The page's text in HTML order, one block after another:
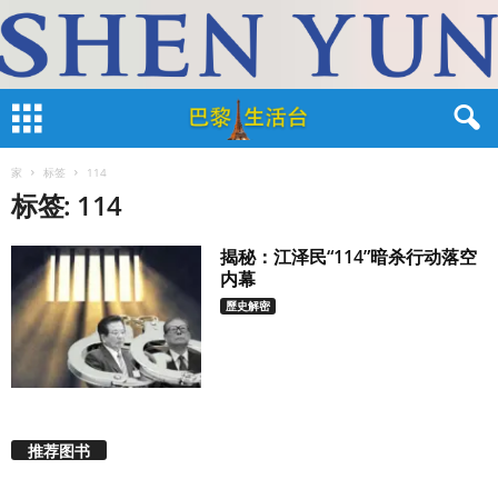
家 标签 114
标签: 114
揭秘：江泽民“114”暗杀行动落空
内幕
歷史解密
推荐图书